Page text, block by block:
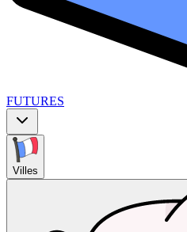
FUTURES
Villes